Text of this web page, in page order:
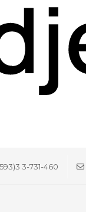
3-731-460